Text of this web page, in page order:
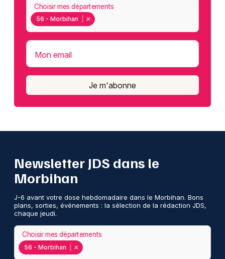
56 - Morbihan
Choisir mes départements
Mon email
Je m'abonne
Newsletter JDS dans le
Morbihan
J-6 avant votre dose hebdomadaire dans le Morbihan. Bons
plans, sorties, événements : la sélection de la rédaction JDS,
chaque jeudi.
56 - Morbihan
Choisir mes départements